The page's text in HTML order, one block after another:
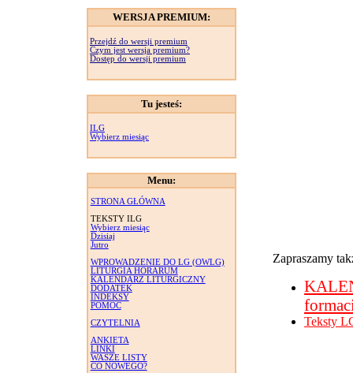
WERSJA PREMIUM:
Przejdź do wersji premium
Czym jest wersja premium?
Dostęp do wersji premium
Tu jesteś:
ILG
Wybierz miesiąc
Menu:
STRONA GŁÓWNA
TEKSTY ILG
Wybierz miesiąc
Dzisiaj
Jutro
WPROWADZENIE DO LG (OWLG)
LITURGIA HORARUM
KALENDARZ LITURGICZNY
DODATEK
INDEKSY
POMOC
CZYTELNIA
ANKIETA
LINKI
WASZE LISTY
CO NOWEGO?
Zapraszamy
Teksty